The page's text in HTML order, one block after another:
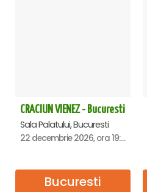
CRACIUN VIENEZ - Bucuresti
Sala Palatului, Bucuresti
22 decembrie 2026, ora 19:00
Bucuresti